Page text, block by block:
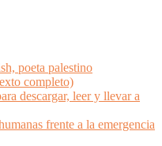
poeta palestino
completo)
descargar, leer y llevar a
frente a la emergencia